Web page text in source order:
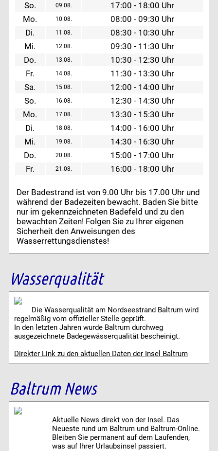
So.
09.08.
17:00 - 18:00 Uhr
Mo.
10.08.
08:00 - 09:30 Uhr
Di.
11.08.
08:30 - 10:30 Uhr
Mi.
12.08.
09:30 - 11:30 Uhr
Do.
13.08.
10:30 - 12:30 Uhr
Fr.
14.08.
11:30 - 13:30 Uhr
Sa.
15.08.
12:00 - 14:00 Uhr
So.
16.08.
12:30 - 14:30 Uhr
Mo.
17.08.
13:30 - 15:30 Uhr
Di.
18.08.
14:00 - 16:00 Uhr
Mi.
19.08.
14:30 - 16:30 Uhr
Do.
20.08.
15:00 - 17:00 Uhr
Fr.
21.08. 16:00 - 18:00 Uhr
Der Badestrand ist von 9.00 Uhr bis 17.00 Uhr und
während der Badezeiten bewacht. Baden Sie bitte
nur im gekennzeichneten Badefeld und zu den
bewachten Zeiten! Folgen Sie zu Ihrer eigenen
Sicherheit den Anweisungen des
Wasserrettungsdienstes!
Wasserqualität
Die Wasserqualität am Nordseestrand Baltrum wird
regelmäßig vom offizieller Stelle geprüft.
In den letzten Jahren wurde Baltrum durchweg
ausgezeichnete Badegewässerqualität bescheinigt.
Direkter Link zu den aktuellen Daten der Insel Baltrum
Baltrum News
Aktuelle News direkt von der Insel. Das
Neueste rund um Baltrum und Baltrum-Online.
Bleiben Sie permanent auf dem Laufenden,
was auf Ihrer Urlaubsinsel passiert.